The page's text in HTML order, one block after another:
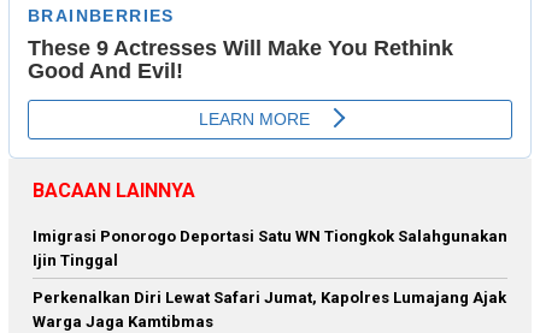
BACAAN LAINNYA
Imigrasi Ponorogo Deportasi Satu WN Tiongkok Salahgunakan
Ijin Tinggal
Perkenalkan Diri Lewat Safari Jumat, Kapolres Lumajang Ajak
Warga Jaga Kamtibmas